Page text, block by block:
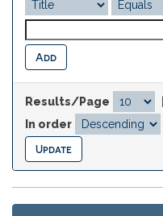
Results/Page
In order